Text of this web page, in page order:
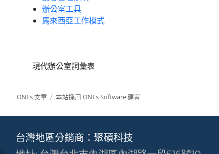
辦公室工具
馬來西亞工作模式
現代辦公室詞彙表
ONEs 文章 本站採用 ONEs Software 建置
台灣地區分銷商：聚碩科技